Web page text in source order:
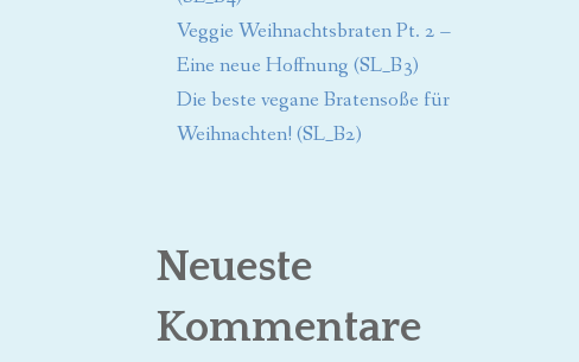
Veggie Weihnachtsbraten Pt. 2 –
Eine neue Hoffnung (SL_B3)
Die beste vegane Bratensoße für
Weihnachten! (SL_B2)
Neueste
Kommentare